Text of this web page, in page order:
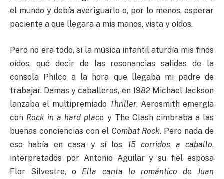
el mundo y debía averiguarlo o, por lo menos, esperar
paciente a que llegara a mis manos, vista y oídos.
Pero no era todo, si la música infantil aturdía mis finos
oídos, qué decir de las resonancias salidas de la
consola Philco a la hora que llegaba mi padre de
trabajar. Damas y caballeros, en 1982 Michael Jackson
lanzaba el multipremiado Thriller, Aerosmith emergía
con Rock in a hard place y The Clash cimbraba a las
buenas conciencias con el Combat Rock. Pero nada de
eso había en casa y sí los 15 corridos a caballo,
interpretados por Antonio Aguilar y su fiel esposa
Flor Silvestre, o Ella canta lo romántico de Juan